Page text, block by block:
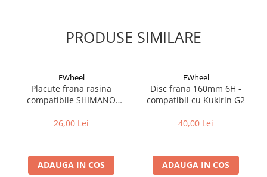
Furci bicicleta
Frana bicicleta
Placute frana bicicleta
Saboti frana bicicleta
Frane pe disc
PRODUSE SIMILARE
EWheel
Placute frana rasina
compatibile SHIMANO
G2/G4 2025)
26,00 Lei
ADAUGA IN COS
EWheel
Disc frana 160mm 6H -
compatibil cu Kukirin G2
40,00 Lei
ADAUGA IN COS